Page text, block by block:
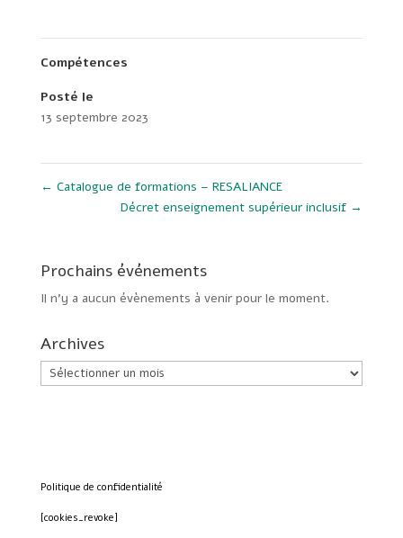
Compétences
Posté le
13 septembre 2023
← Catalogue de formations – RESALIANCE
Décret enseignement supérieur inclusif →
Prochains événements
Il n’y a aucun évènements à venir pour le moment.
Archives
Archives
Politique de confidentialité
[cookies_revoke]